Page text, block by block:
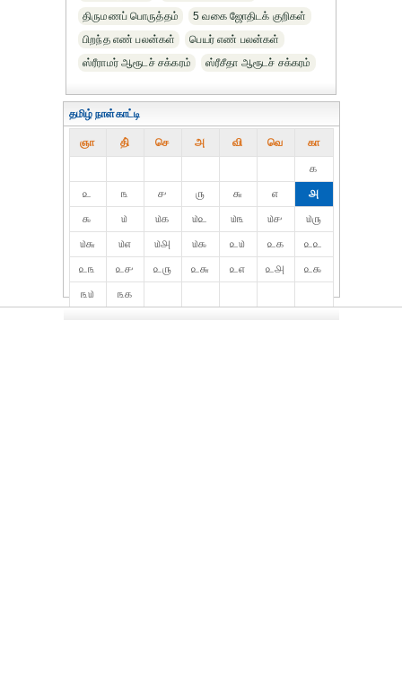
திருமணப் பொருத்தம்
5 வகை ஜோதிடக் குறிகள்
பிறந்த எண் பலன்கள்
பெயர் எண் பலன்கள்
ஸ்ரீராமர் ஆரூடச் சக்கரம்
ஸ்ரீசீதா ஆரூடச் சக்கரம்
தமிழ் நாள்காட்டி
ஞா தி் செ அ வி வெ கா
௧
௨
௩ ௪ ௫ ௬ ௭
௮
௯
௰ ௰௧ ௰௨ ௰௩ ௰௪
௰௫
௰௬
௰௭ ௰௮ ௰௯ ௨௰ ௨௧
௨௨
௨௩
௨௪ ௨௫ ௨௬ ௨௭ ௨௮
௨௯
௩௰
௩௧